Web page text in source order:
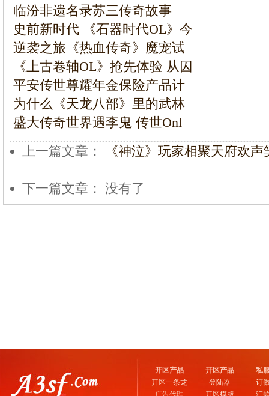
临汾非遗名录苏三传奇故事
史前新时代 《石器时代OL》今
逆袭之旅《热血传奇》魔宠试
《上古卷轴OL》抢先体验 从囚
平安传世尊耀年金保险产品计
为什么《天龙八部》里的武林
盛大传奇世界遇李鬼 传世Onl
上一篇文章：
《神泣》玩家相聚天府欢
下一篇文章： 没有了
开区产品
开区一条龙
广告代理
开区产品
登陆器
开区模版
私
订
汇